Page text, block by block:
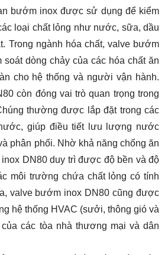
bướm inox được sử dụng để kiểm
loại chất lỏng như nước, sữa, dầu
Trong ngành hóa chất, valve bướm
soát dòng chảy của các hóa chất ăn
cho hệ thống và người vận hành.
còn đóng vai trò quan trọng trong
thường được lắp đặt trong các
giúp điều tiết lưu lượng nước
phân phối. Nhờ khả năng chống ăn
DN80 duy trì được độ bền và độ
môi trường chứa chất lỏng có tính
valve bướm inox DN80 cũng được
hệ thống HVAC (sưởi, thông gió và
các tòa nhà thương mại và dân